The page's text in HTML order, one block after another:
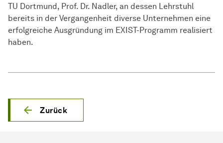
TU Dortmund, Prof. Dr. Nadler, an dessen Lehrstuhl
bereits in der Vergangenheit diverse Unternehmen eine
erfolgreiche Ausgründung im EXIST-Programm realisiert
haben.
Zurück